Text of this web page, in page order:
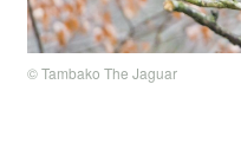
© Tambako The Jaguar